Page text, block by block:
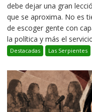
debe dejar una gran
que se aproxima. No es
de escoger gente con
la política y más el
Destacadas Las Serpientes